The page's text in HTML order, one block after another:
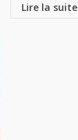
Lire la suite